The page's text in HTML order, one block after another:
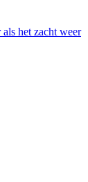
het zacht weer